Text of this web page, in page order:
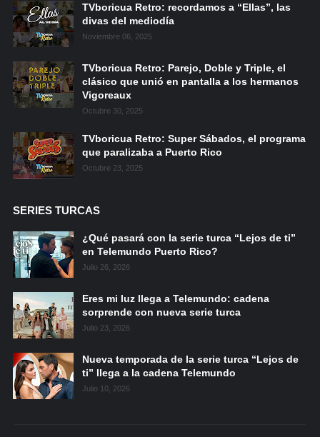
TVboricua Retro: recordamos a “Ellas”, las
divas del mediodía
Noviembre 06, 2025
TVboricua Retro: Parejo, Doble y Triple, el
clásico que unió en pantalla a los hermanos
Vigoreaux
Octubre 30, 2025
TVboricua Retro: Super Sábados, el programa
que paralizaba a Puerto Rico
Octubre 23, 2025
SERIES TURCAS
¿Qué pasará con la serie turca “Lejos de ti”
en Telemundo Puerto Rico?
Julio 26, 2026
Eres mi luz llega a Telemundo: cadena
sorprende con nueva serie turca
Julio 23, 2026
Nueva temporada de la serie turca “Lejos de
ti” llega a la cadena Telemundo
Julio 10, 2026